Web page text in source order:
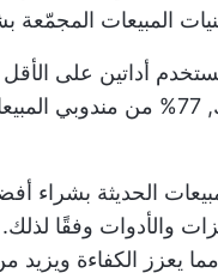
المبيعات المجمّعة
أداتين على الأقل
77%
من مندوبي
الحديثة بشراء
والأدوات وفقًا
يعزز الكفاءة ويزيد